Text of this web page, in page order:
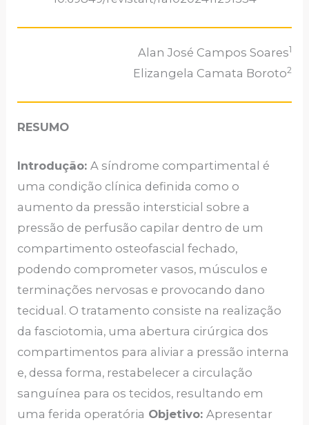
Alan José Campos Soares1
Elizangela Camata Boroto2
RESUMO
Introdução:A síndrome compartimental é
uma condição clínica definida como o
aumento da pressão intersticial sobre a
pressão de perfusão capilar dentro de um
compartimento osteofascial fechado,
podendo comprometer vasos, músculos e
terminações nervosas e provocando dano
tecidual. O tratamento consiste na realização
da fasciotomia, uma abertura cirúrgica dos
compartimentos para aliviar a pressão interna
e, dessa forma, restabelecer a circulação
sanguínea para os tecidos, resultando em
uma ferida operatória Objetivo:Apresentar